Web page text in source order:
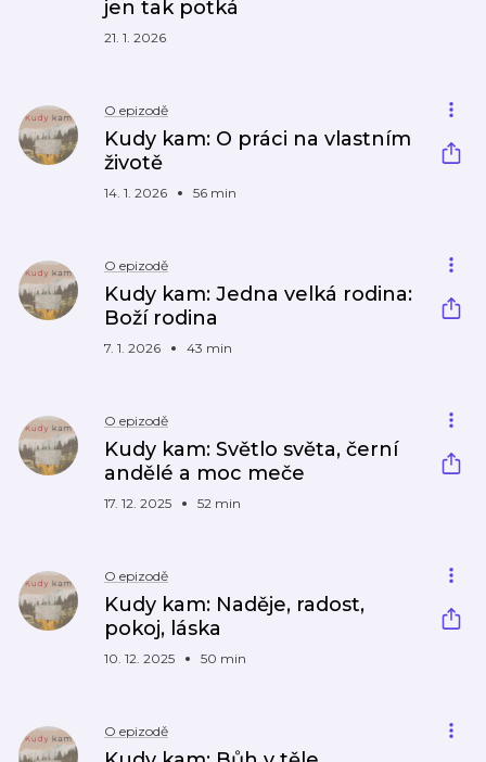
jen tak potká
21. 1. 2026
O epizodě
Kudy kam: O práci na vlastním
životě
14. 1. 2026 56 min
O epizodě
Kudy kam: Jedna velká rodina:
Boží rodina
7. 1. 2026 43 min
O epizodě
Kudy kam: Světlo světa, černí
andělé a moc meče
17. 12. 2025 52 min
O epizodě
Kudy kam: Naděje, radost,
pokoj, láska
10. 12. 2025 50 min
O epizodě